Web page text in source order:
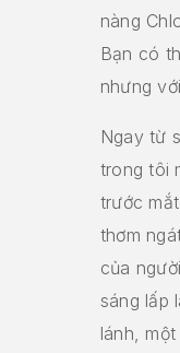
nàng
Bạn có
nhưng
Ngay từ
trong tôi
trước
thơm
của
sáng lấp
lánh,